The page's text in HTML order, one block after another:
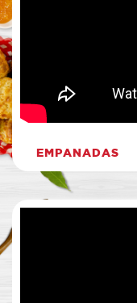
EMPANADAS